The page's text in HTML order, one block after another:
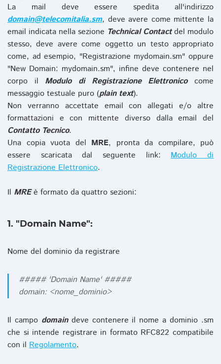
La mail deve essere spedita all'indirizzo
domain@telecomitalia.sm, deve avere come mittente la
email indicata nella sezione Technical Contactdel modulo
stesso, deve avere come oggetto un testo appropriato
come, ad esempio, "Registrazione mydomain.sm" oppure
"New Domain: mydomain.sm", infine deve contenere nel
corpo il Modulo di Registrazione Elettronicocome
messaggio testuale puro (plain text).
Non verranno accettate email con allegati e/o altre
formattazioni e con mittente diverso dalla email del
Contatto Tecnico.
Una copia vuota del MRE, pronta da compilare, può
essere scaricata dal seguente link:Modulo di
Registrazione Elettronico.
Il MREè formato da quattro sezioni:
1. "Domain Name":
Nome del dominio da registrare
##### 'Domain Name' #####
domain: <nome_dominio>
Il campo domaindeve contenere il nome a dominio .sm
che si intende registrare in formato RFC822 compatibile
con il Regolamento.